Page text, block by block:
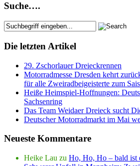
Suche….
Die letzten Artikel
29. Zschorlauer Dreieckrennen
Motorradmesse Dresden kehrt
für alle Zweiradbeigeisterte zum
Heiße Heimspiel-Hoffnungen:
Sachsenring
Das Team Weidaer Dreieck sucht
Deutscher Motorradmarkt im Mai
Neueste Kommentare
Heike Lau zu Ho, Ho, Ho – bald ist